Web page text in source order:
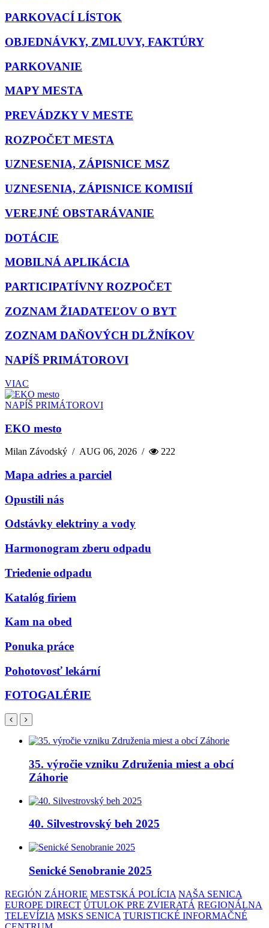
PARKOVACÍ LÍSTOK
OBJEDNÁVKY, ZMLUVY, FAKTÚRY
PARKOVANIE
MAPY MESTA
PREVÁDZKY V MESTE
ROZPOČET MESTA
UZNESENIA, ZÁPISNICE MSZ
UZNESENIA, ZÁPISNICE KOMISIÍ
VEREJNÉ OBSTARÁVANIE
DOTÁCIE
MOBILNÁ APLIKÁCIA
PARTICIPATÍVNY ROZPOČET
ZOZNAM ŽIADATEĽOV O BYT
ZOZNAM DAŇOVÝCH DLŽNÍKOV
NAPÍŠ PRIMÁTOROVI
VIAC
NAPÍŠ PRIMÁTOROVI
EKO mesto
Milan Závodský /AUG 06, 2026 / 222
Mapa adries a parciel
Opustili nás
Odstávky elektriny a vody
Harmonogram zberu odpadu
Triedenie odpadu
Katalóg firiem
Kam na obed
Ponuka práce
Pohotovosť lekární
FOTOGALÉRIE
35. výročie vzniku Združenia miest a obcí
Záhorie
40. Silvestrovský beh 2025
Senické Senobranie 2025
REGIÓN ZÁHORIE MESTSKÁ POLÍCIA NAŠA SENICA
EUROPE DIRECT ÚTULOK PRE ZVIERATÁ REGIONÁLNA
TELEVÍZIA MSKS SENICA TURISTICKÉ INFORMAČNÉ